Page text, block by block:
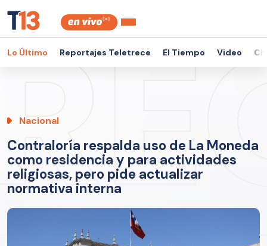
Lo Último Reportajes Teletrece El Tiempo Video
Nacional
Contraloría respalda uso de La Moneda
como residencia y para actividades
religiosas, pero pide actualizar
normativa interna